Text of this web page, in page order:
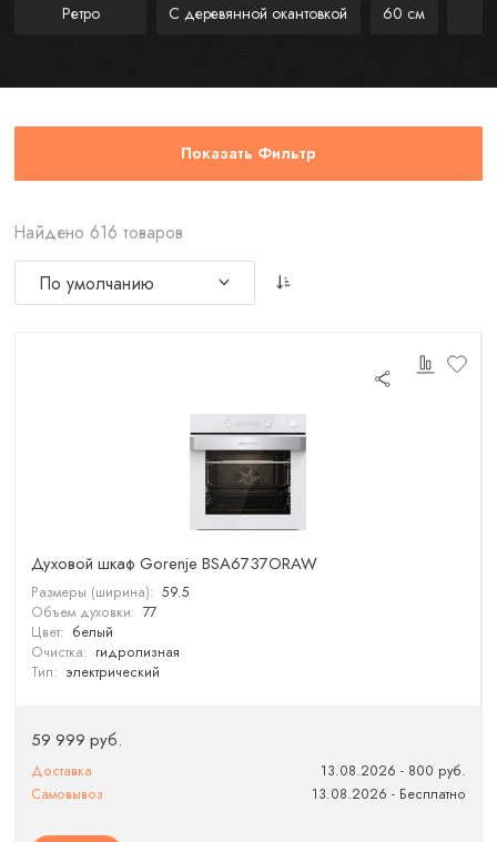
Ретро С деревянной окантовкой 60 см
Показать Фильтр
Найдено 616 товаров
Духовой шкаф Gorenje BSA6737ORAW
Размеры (ширина): 59.5
Объем духовки: 77
Цвет: белый
Очистка: гидролизная
Тип: электрический
59 999 руб.
Доставка
13.08.2026 - 800 руб.
Самовывоз
13.08.2026 - Бесплатно